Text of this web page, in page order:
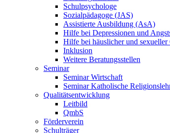
Schulpsychologe
Sozialpädagoge (JAS)
Assistierte Ausbildung (AsA)
Hilfe bei Depressionen und
Hilfe bei häuslicher und sexueller
Inklusion
Weitere Beratungsstellen
Seminar
Seminar Wirtschaft
Seminar Katholische
Qualitätsentwicklung
Leitbild
QmbS
Förderverein
Schulträger